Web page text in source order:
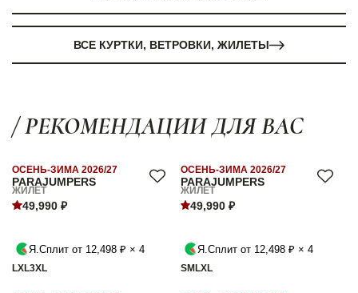
ВСЕ КУРТКИ, ВЕТРОВКИ, ЖИЛЕТЫ
/ РЕКОМЕНДАЦИИ ДЛЯ ВАС
PARAJUMPERS
ОСЕНЬ-ЗИМА 2026/27
ЖИЛЕТ
49,990 ₽
Я.Сплит от 12,498 ₽ × 4
LXL3XL
PARAJUMPERS
ОСЕНЬ-ЗИМА 2026/27
ЖИЛЕТ
49,990 ₽
Я.Сплит от 12,498 ₽ × 4
SM LXL